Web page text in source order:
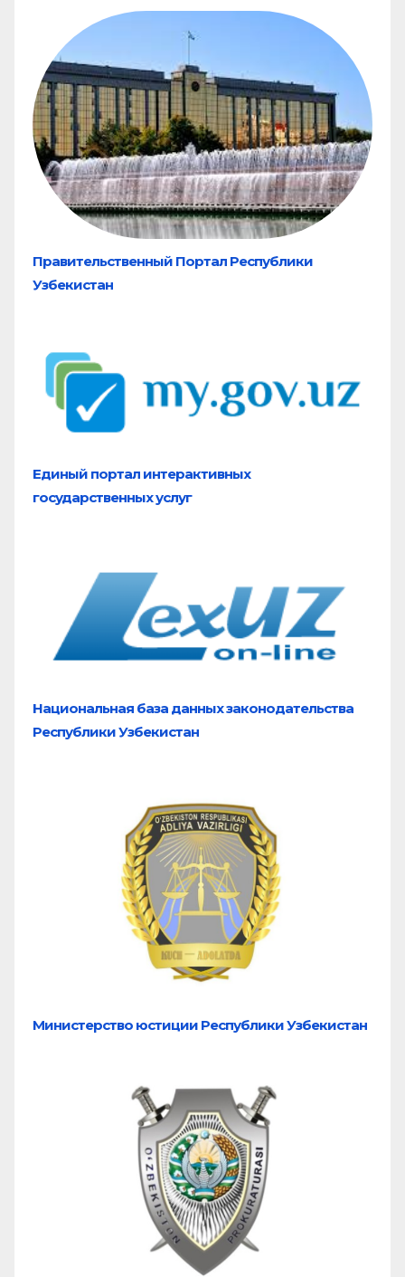
Правительственный Портал Республики
Узбекистан
Единый портал интерактивных
государственных услуг
Национальная база данных законодательства
Республики Узбекистан
Министерство юстиции Республики Узбекистан